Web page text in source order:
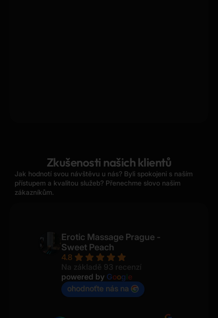
Zkušenosti našich klientů
Jak hodnotí svou návštěvu u nás? Byli spokojeni s naším
přístupem a kvalitou služeb? Přenechme slovo našim
zákazníkům.
Erotic Massage Prague -
Sweet Peach
4.8
Na základě 93 recenzí
powered by Goog e
ohodnoťte nás na